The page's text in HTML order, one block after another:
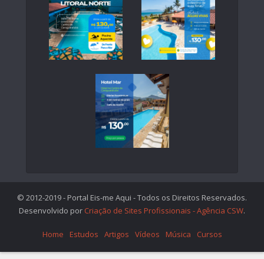
© 2012-2019 - Portal Eis-me Aqui - Todos os Direitos Reservados.
Desenvolvido por Criação de Sites Profissionais - Agência CSW.
Home Estudos Artigos Vídeos Música Cursos